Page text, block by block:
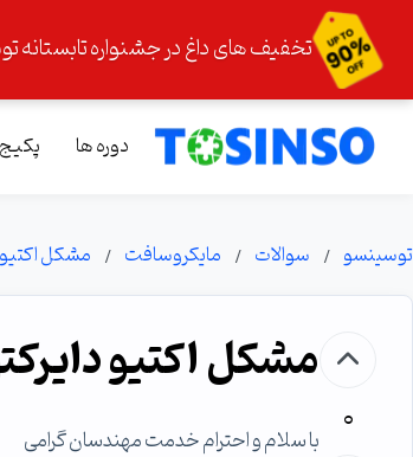
تخفیف های داغ در جشنواره تابستانه
دوره ها
توسینسو سوالات مایکروسافت مشکل اکتیو
0
مشکل اکتیو
با سلام و احترام خدمت مهندسان گرامی